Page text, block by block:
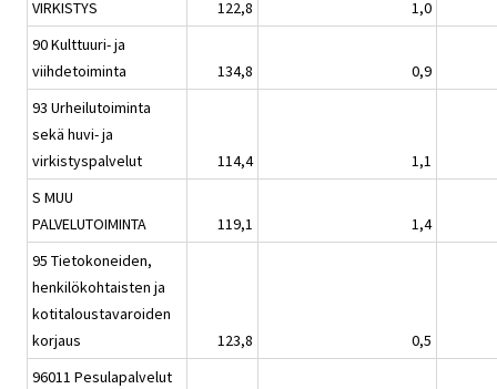
VIRKISTYS
122,8
1,0
90 Kulttuuri- ja
viihdetoiminta
134,8
0,9
93 Urheilutoiminta
sekä huvi- ja
virkistyspalvelut
114,4
1,1
S MUU
PALVELUTOIMINTA
119,1
1,4
95 Tietokoneiden,
henkilökohtaisten ja
kotitaloustavaroiden
korjaus
123,8
0,5
96011 Pesulapalvelut